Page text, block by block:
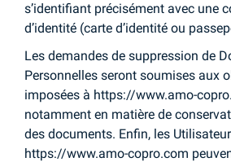
s’identifiant précisément avec une
d’identité (carte d’identité ou
Les demandes de suppression de
Personnelles seront soumises aux
imposées à https://www.amo-
notamment en matière de
des documents. Enfin, les
https://www.amo-copro.com